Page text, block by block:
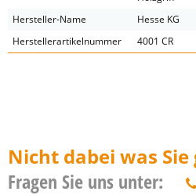
Hersteller-Name
Hesse KG
Herstellerartikelnummer
4001 CR
Nicht dabei was
Fragen Sie uns unter: